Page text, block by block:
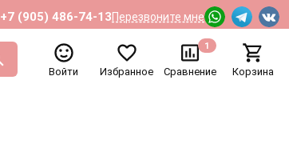
+7 (905) 486-74-13Перезвоните мне
Войти Избранное Сравнение
1
Корзина